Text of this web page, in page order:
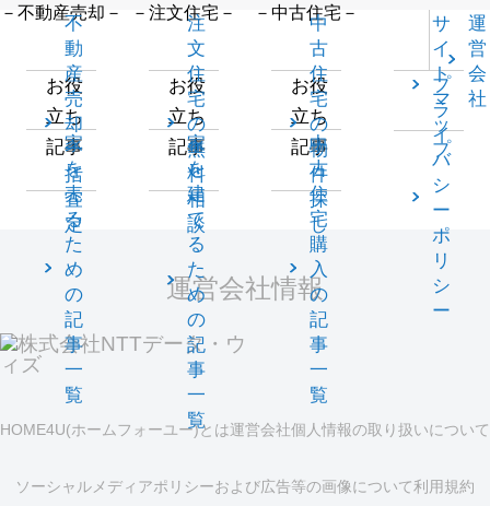
－不動産売却－
不
動
産
売
却
一
括
査
定
お役
立ち
記事
家
を
売
る
た
め
の
記
事
一
覧
－注文住宅－
注
文
住
宅
の
無
料
相
談
お役
立ち
記事
家
を
建
て
る
た
め
の
記
事
一
覧
－中古住宅－
中
古
住
宅
の
物
件
探
し
お役
立ち
記事
中
古
住
宅
購
入
の
記
事
一
覧
サ
イ
ト
マ
ッ
プ
運
営
会
社
プ
ラ
イ
バ
シ
ー
ポ
リ
シ
ー
運営会社情報
HOME4U(ホームフォーユー)とは運営会社個人情報の取り扱いについて
ソーシャルメディアポリシーおよび広告等の画像について利用規約